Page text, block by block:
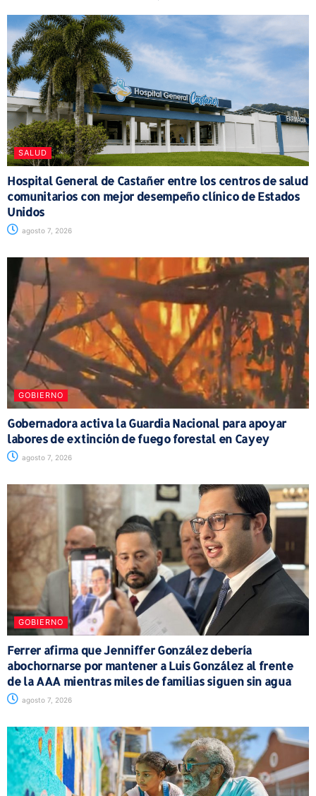
SALUD
Hospital General de Castañer entre los centros de salud
comunitarios con mejor desempeño clínico de Estados
Unidos
agosto 7, 2026
GOBIERNO
Gobernadora activa la Guardia Nacional para apoyar
labores de extinción de fuego forestal en Cayey
agosto 7, 2026
GOBIERNO
Ferrer afirma que Jenniffer González debería
abochornarse por mantener a Luis González al frente
de la AAA mientras miles de familias siguen sin agua
agosto 7, 2026